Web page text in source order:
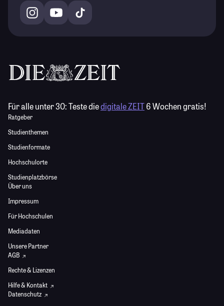
Für alle unter 30:Teste diedigitale ZEIT6 Wochen gratis!
Ratgeber
Studienthemen
Studienformate
Hochschulorte
Studienplatzbörse
Über uns
Impressum
Für Hochschulen
Mediadaten
Unsere Partner
AGB
Rechte & Lizenzen
Hilfe & Kontakt
Datenschutz